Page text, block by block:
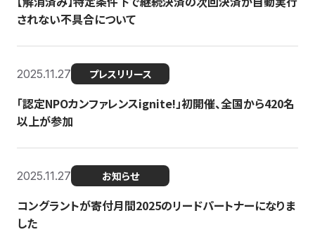
されない不具合について
2025.11.27 プレスリリース
「認定NPOカンファレンスignite!」初開催、全国から420名
以上が参加
2025.11.27 お知らせ
コングラントが寄付月間2025のリードパートナーになりま
した